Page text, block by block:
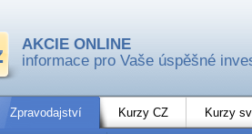
AKCIE ONLINE
informace pro Vaše úspěšné
Zpravodajství Kurzy CZ Kurzy